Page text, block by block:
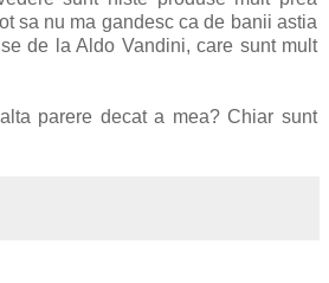
sa nu ma gandesc ca de banii astia
de la Aldo Vandini, care sunt mult
parere decat a mea? Chiar sunt